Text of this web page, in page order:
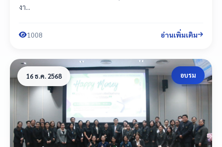
งา...
1008 อ่านเพิ่มเติม
16 ธ.ค. 2568 อบรม